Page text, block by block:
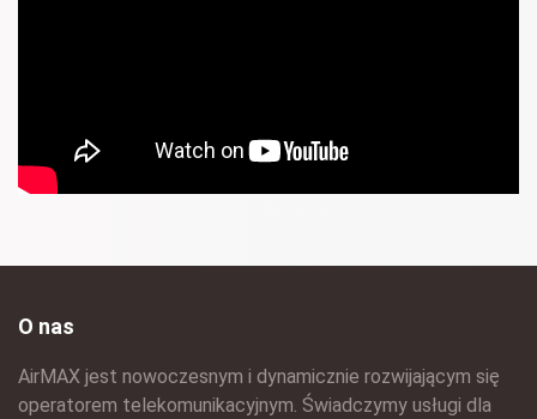
O nas
AirMAX jest nowoczesnym i dynamicznie rozwijającym się
operatorem telekomunikacyjnym. Świadczymy usługi dla